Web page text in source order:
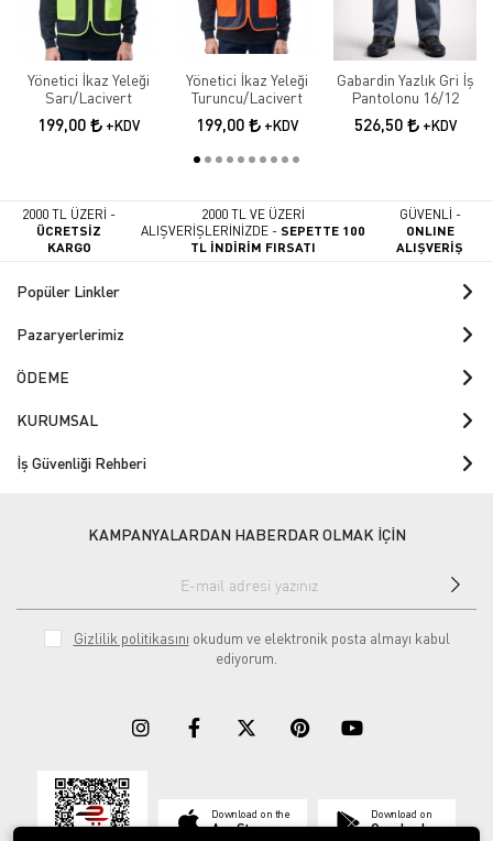
Yönetici İkaz Yeleği
Sarı/Lacivert
199,00 +KDV
Yönetici İkaz Yeleği
Turuncu/Lacivert
199,00 +KDV
Gabardin Yazlık Gri İş
Pantolonu 16/12
526,50 +KDV
2000 TL ÜZERİ -
ÜCRETSİZ
KARGO
2000 TL VE ÜZERİ
ALIŞVERİŞLERİNİZDE -SEPETTE 100
TL İNDİRİM FIRSATI
GÜVENLİ -
ONLINE
ALIŞVERİŞ
Popüler Linkler
Pazaryerlerimiz
ÖDEME
KURUMSAL
İş Güvenliği Rehberi
KAMPANYALARDAN HABERDAR OLMAK İÇİN
Gizlilik politikasını okudum ve elektronik posta almayı kabul
ediyorum.
Download on the
App Store
Download on
Google play